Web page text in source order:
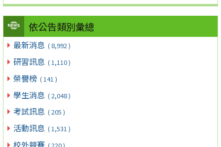
依公告類別彙總
最新消息 ( 8,992 )
研習訊息 ( 1,110 )
榮譽榜 ( 141 )
學生消息 ( 2,048 )
考試訊息 ( 205 )
活動訊息 ( 1,531 )
校外競賽